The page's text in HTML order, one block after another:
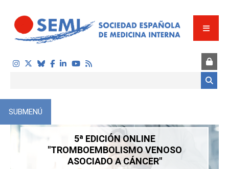
5ª EDICIÓN ONLINE
"TROMBOEMBOLISMO VENOSO
ASOCIADO A CÁNCER"
SUBMENÚ